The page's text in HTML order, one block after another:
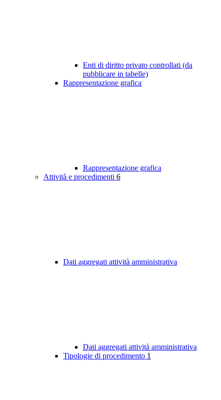
Enti di diritto privato controllati (da
pubblicare in tabelle)
Rappresentazione grafica
Rappresentazione grafica
Attività e procedimenti 6
Dati aggregati attività amministrativa
Dati aggregati attività amministrativa
Tipologie di procedimento 1